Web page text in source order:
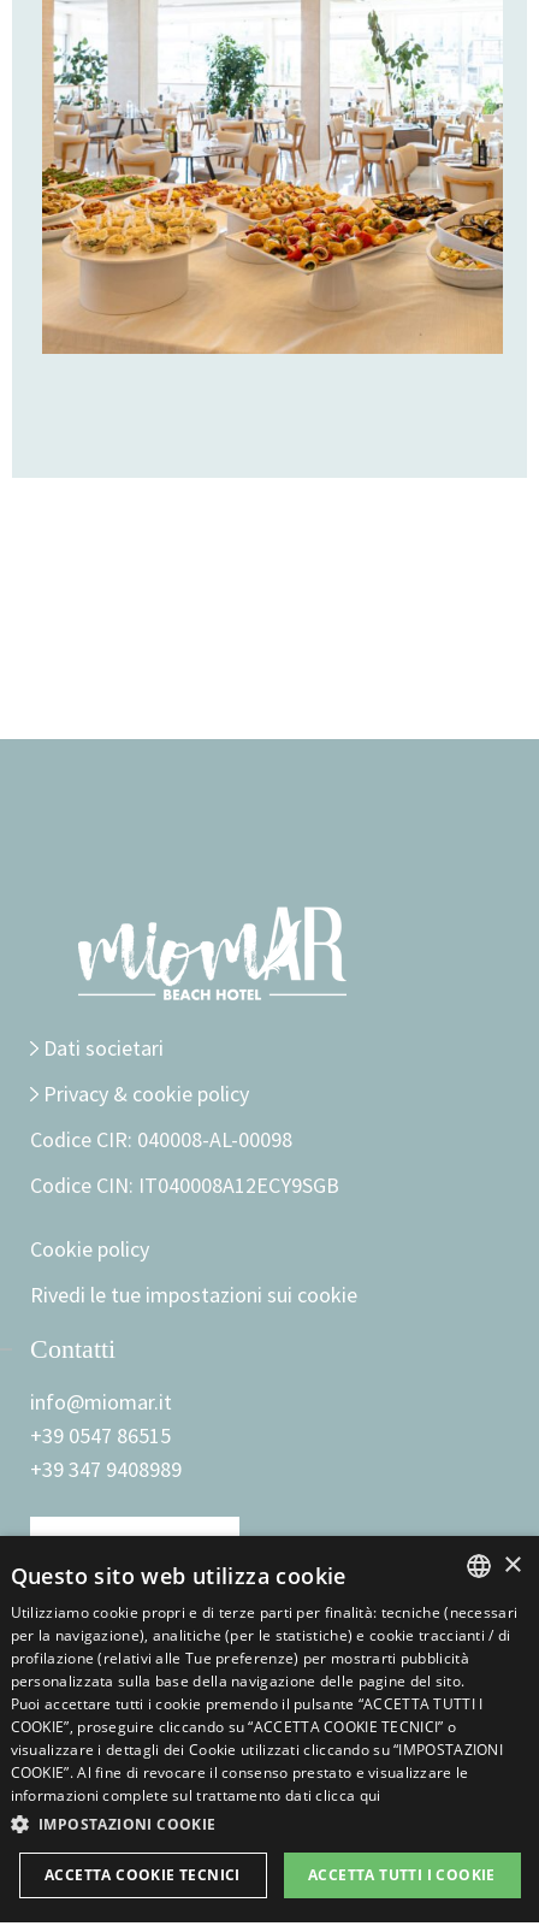
Dati societari
Privacy & cookie policy
Codice CIR: 040008-AL-00098
Codice CIN: IT040008A12ECY9SGB
Cookie policy
Rivedi le tue impostazioni sui cookie
Contatti
info@miomar.it
+39 0547 86515
+39 347 9408989
Preventivo
SCARICA LA BROCHURE
Posizione
Viale G. Carducci, 323
47042 Villamarina di Cesenatico (FC)
Raggiungici facilmente
ITALIAN
ENGLISH
GERMAN
FRENCH
×
Questo sito web utilizza cookie
Utilizziamo cookie propri e di terze parti per finalità: tecniche (necessari
per la navigazione), analitiche (per le statistiche) e cookie traccianti / di
profilazione (relativi alle Tue preferenze) per mostrarti pubblicità
personalizzata sulla base della navigazione delle pagine del sito.
Puoi accettare tutti i cookie premendo il pulsante “ACCETTA TUTTI I
COOKIE”, proseguire cliccando su “ACCETTA COOKIE TECNICI” o
visualizzare i dettagli dei Cookie utilizzati cliccando su “IMPOSTAZIONI
COOKIE”. Al fine di revocare il consenso prestato e visualizzare le
informazioni complete sul trattamento dati clicca qui
IMPOSTAZIONI COOKIE
ACCETTA TUTTI I COOKIE
ACCETTA COOKIE TECNICI